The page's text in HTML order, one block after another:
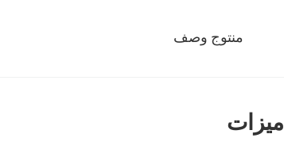
منتوج وصف
ميزات